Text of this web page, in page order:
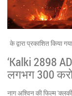
के द्वारा प्रकाशित किया गया
‘Kalki 2898
लगभग 300
नाग अश्विन की फिल्म